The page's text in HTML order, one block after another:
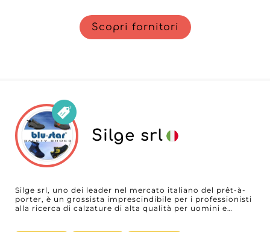
Scopri fornitori
Silge srl
Silge srl, uno dei leader nel mercato italiano del prêt-à-
porter, è un grossista imprescindibile per i professionisti
alla ricerca di calzature di alta qualità per uomini e